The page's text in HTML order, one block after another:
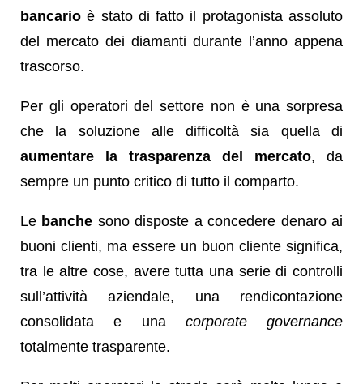
bancario è stato di fatto il protagonista assoluto
del mercato dei diamanti durante l’anno appena
trascorso.
Per gli operatori del settore non è una sorpresa
che la soluzione alle difficoltà sia quella di
aumentare la trasparenza del mercato, da
sempre un punto critico di tutto il comparto.
Le banche sono disposte a concedere denaro ai
buoni clienti, ma essere un buon cliente significa,
tra le altre cose, avere tutta una serie di controlli
sull’attività aziendale, una rendicontazione
consolidata e una corporate governance
totalmente trasparente.